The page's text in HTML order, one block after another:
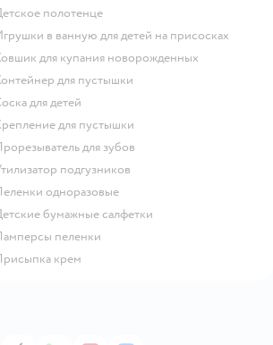
детское полотенце
игрушки в ванную для детей на присосках
ковшик для купания новорожденных
контейнер для пустышки
соска для детей
крепление для пустышки
прорезыватель для зубов
утилизатор подгузников
пеленки одноразовые
детские бумажные салфетки
памперсы пеленки
присыпка крем